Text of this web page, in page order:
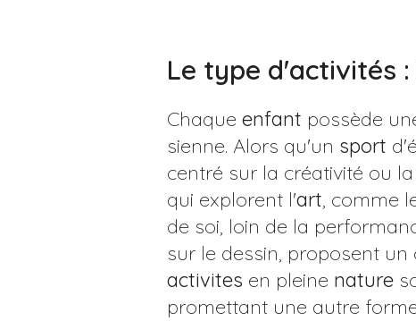
Le type d'activités
Chaque enfant possède
sienne. Alors qu'un sport
centré sur la créativité ou la
qui explorent l'art, comme
de soi, loin de la
sur le dessin, proposent
activites en pleine nature
promettant une autre